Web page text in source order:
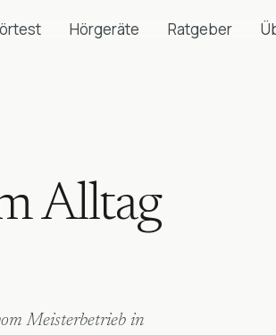
Hörgeräte Ratgeber
Alltag
Meisterbetrieb in